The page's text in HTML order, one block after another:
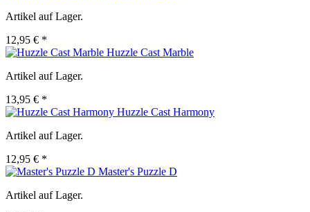
Artikel auf Lager.
12,95 € *
Huzzle Cast Marble
Artikel auf Lager.
13,95 € *
Huzzle Cast Harmony
Artikel auf Lager.
12,95 € *
Master's Puzzle D
Artikel auf Lager.